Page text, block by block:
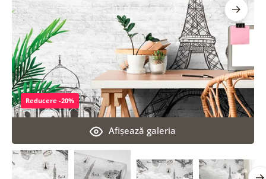
Afişează galeria
Reducere -20%